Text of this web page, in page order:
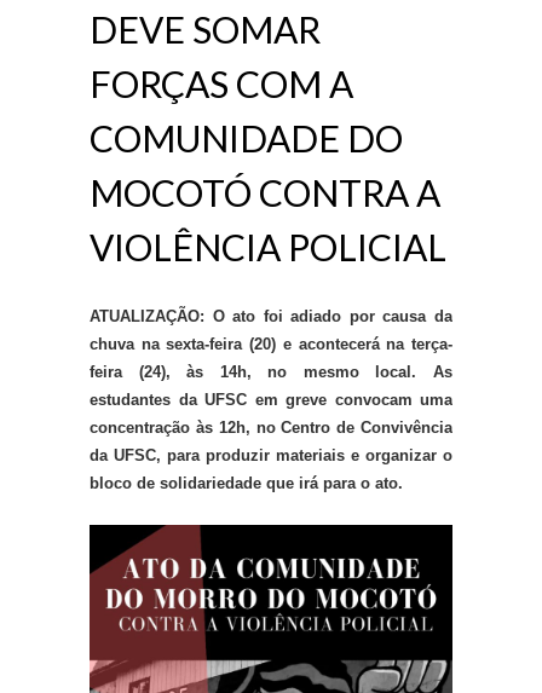
DEVE SOMAR
FORÇAS COM A
COMUNIDADE DO
MOCOTÓ CONTRA A
VIOLÊNCIA POLICIAL
ATUALIZAÇÃO: O ato foi adiado por causa da
chuva na sexta-feira (20) e acontecerá na terça-
feira (24), às 14h, no mesmo local. As
estudantes da UFSC em greve convocam uma
concentração às 12h, no Centro de Convivência
da UFSC, para produzir materiais e organizar o
bloco de solidariedade que irá para o ato.